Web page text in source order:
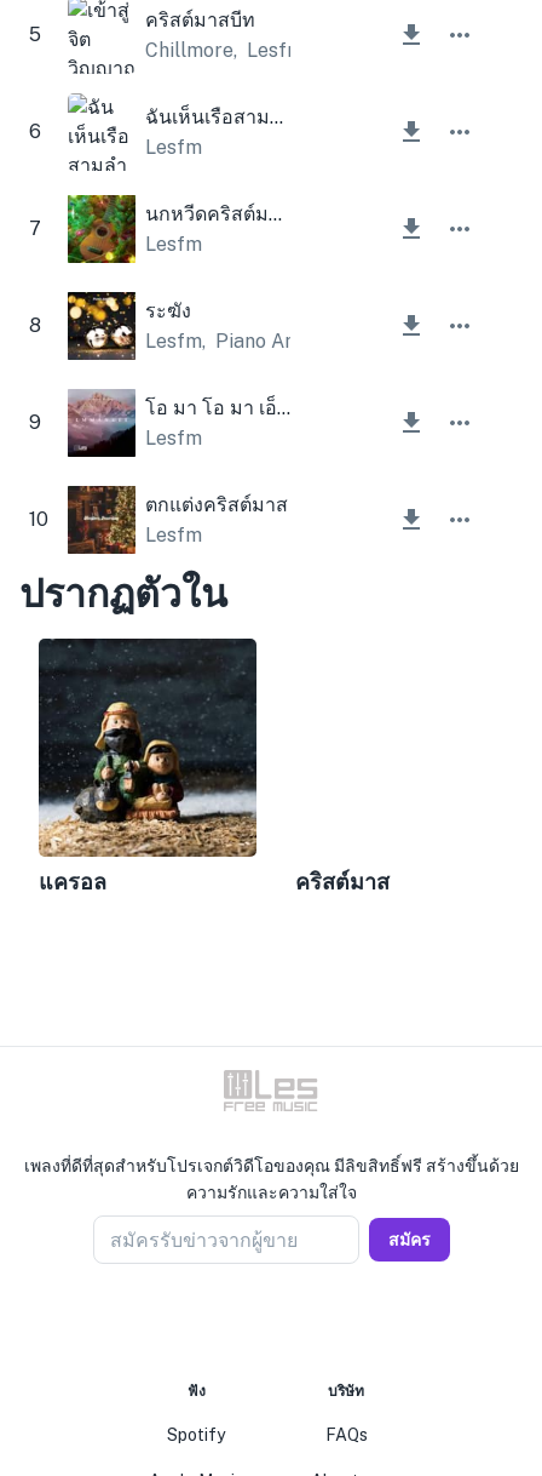
5
คริสต์มาสบีท
Chillmore, Lesfm
6
ฉันเห็นเรือสามลำ (ระฆังคริสต์มาส)
Lesfm
7
นกหวีดคริสต์มาสและอูคูเลเล่
Lesfm
8
ระฆัง
Lesfm, Piano Amor
9
โอ มา โอ มา เอ็มมานูเอล
Lesfm
10
ตกแต่งคริสต์มาส
Lesfm
ปรากฏตัวใน
แครอล คริสต์มาส
เพลงที่ดีที่สุดสำหรับโปรเจกต์วิดีโอของคุณ มีลิขสิทธิ์ฟรี สร้างขึ้นด้วย
ความรักและความใส่ใจ
สมัครรับข่าวจากผู้ขาย สมัคร
ฟัง
Spotify
บริษัท
FAQs